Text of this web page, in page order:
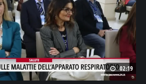
02:19